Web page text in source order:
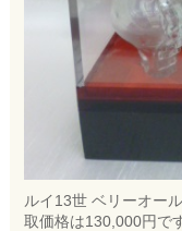
ルイ13世 ベリーオー
取価格は130,000円で